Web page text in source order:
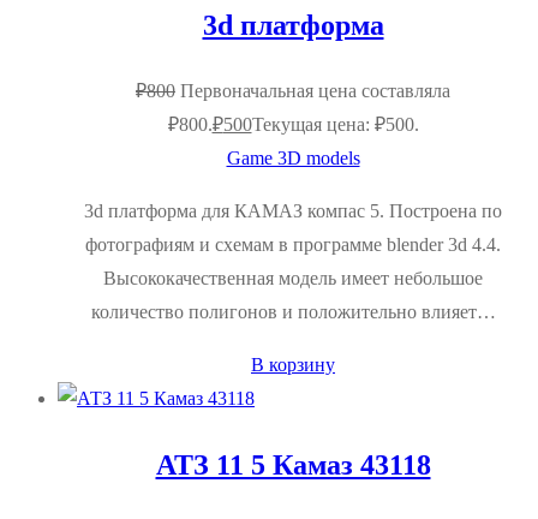
3d платформа
₽800 Первоначальная цена составляла
₽800.₽500Текущая цена: ₽500.
Game 3D models
3d платформа для КАМАЗ компас 5. Построена по
фотографиям и схемам в программе blender 3d 4.4.
Высококачественная модель имеет небольшое
количество полигонов и положительно влияет…
В корзину
АТЗ 11 5 Камаз 43118